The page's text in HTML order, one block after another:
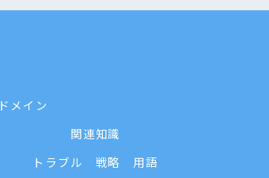
ドメイン
関連知識
トラブル
戦略 用語